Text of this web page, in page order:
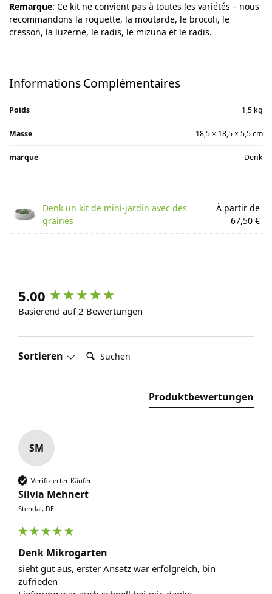
Remarque: Ce kit ne convient pas à toutes les variétés – nous
recommandons la roquette, la moutarde, le brocoli, le
cresson, la luzerne, le radis, le mizuna et le radis.
Informations Complémentaires
Poids 1,5 kg
Masse 18,5 × 18,5 × 5,5 cm
marque Denk
Denk un kit de mini-jardin avec des
graines
À partir de
67,50 €
5.00
Basierend auf 2 Bewertungen
Sortieren Suchen:
Produktbewertungen
SM
Verifizierter Käufer
Silvia Mehnert
Stendal, DE
Denk Mikrogarten
sieht gut aus, erster Ansatz war erfolgreich, bin
zufrieden